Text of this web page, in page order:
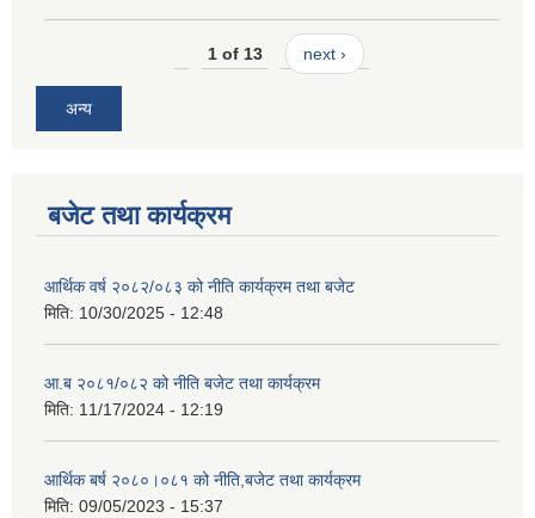
1 of 13 next ›
अन्य
बजेट तथा कार्यक्रम
आर्थिक वर्ष २०८२/०८३ को नीति कार्यक्रम तथा बजेट
मिति: 10/30/2025 - 12:48
आ.ब २०८१/०८२ को नीति बजेट तथा कार्यक्रम
मिति: 11/17/2024 - 12:19
आर्थिक बर्ष २०८०।०८१ को नीति,बजेट तथा कार्यक्रम
मिति: 09/05/2023 - 15:37